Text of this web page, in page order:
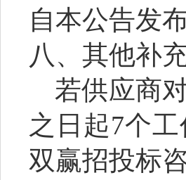
自本公告发
八、其他补
若供应商
之日起7个
双赢招投标